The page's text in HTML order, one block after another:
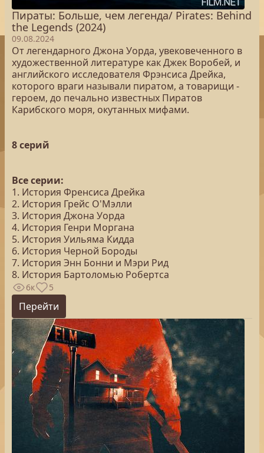
Пираты: Больше, чем легенда/ Pirates: Behind
the Legends (2024)
09.08.2024
От легендарного Джона Уорда, увековеченного в
художественной литературе как Джек Воробей, и
английского исследователя Фрэнсиса Дрейка,
которого враги называли пиратом, а товарищи -
героем, до печально известных Пиратов
Карибского моря, окутанных мифами.
8 серий
Все серии:
1. История Френсиса Дрейка
2. История Грейс О'Мэлли
3. История Джона Уорда
4. История Генри Моргана
5. История Уильяма Кидда
6. История Черной Бороды
7. История Энн Бонни и Мэри Рид
8. История Бартоломью Робертса
6к 5
Перейти